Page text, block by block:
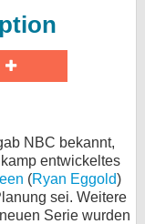
NBC bekannt,
entwickeltes
(Ryan Eggold)
sei. Weitere
Serie wurden